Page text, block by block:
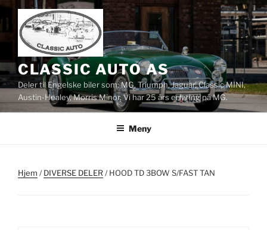
Gå
til
innhold
CLASSIC AUTO AS
Deler til Engelske biler som: MG, Triumph, Jaguar, Classic MINI,
Austin-Healey, Morris Minor. Vi har 25 års erfaring på MG.
Meny
Hjem /DIVERSE DELER/ HOOD TD 3BOW S/FAST TAN